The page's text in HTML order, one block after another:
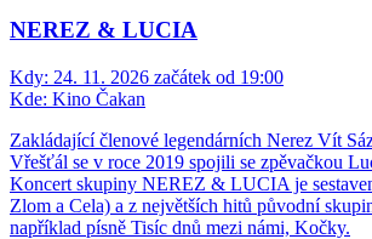
NEREZ & LUCIA
Kdy: 24. 11. 2026 začátek od 19:00
Kde: Kino Čakan
Zakládající členové legendárních Nerez Vít
Vřešťál se v roce 2019 spojili se zpěvačkou
Koncert skupiny NEREZ & LUCIA je
Zlom a Cela) a z největších hitů původní
například písně Tisíc dnů mezi námi, Kočky.